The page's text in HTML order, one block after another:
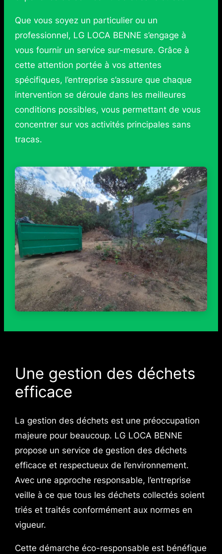
Que vous soyez un particulier ou un
professionnel, LG LOCA BENNE s’engage à
vous fournir un service sur-mesure. Grâce à
cette attention portée à vos attentes
spécifiques, l’entreprise s’assure que chaque
intervention se déroule dans les meilleures
conditions possibles, vous permettant de vous
concentrer sur vos activités principales sans
tracas.
Une gestion des déchets
efficace
La gestion des déchets est une préoccupation
majeure pour beaucoup. LG LOCA BENNE
propose un service de gestion des déchets
efficace et respectueux de l’environnement.
Avec une approche responsable, l’entreprise
veille à ce que tous les déchets collectés soient
triés et traités conformément aux normes en
vigueur.
Cette démarche éco-responsable est bénéfique